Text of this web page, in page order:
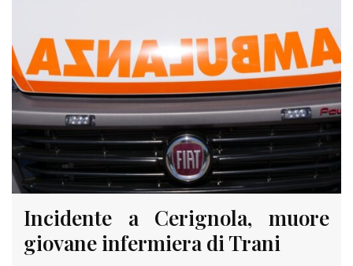
Incidente a Cerignola, muore
giovane infermiera di Trani